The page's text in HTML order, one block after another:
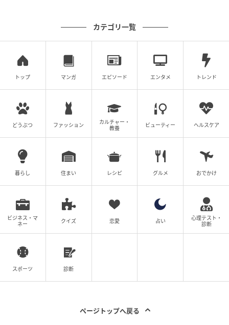
カテゴリ一覧
トップ マンガ エピソード エンタメ トレンド
どうぶつ ファッション
カルチャー・
教養
ビューティー ヘルスケア
暮らし 住まい レシピ グルメ おでかけ
ビジネス・マ
ネー
クイズ 恋愛 占い
心理テスト・
診断
スポーツ 診断
ページトップへ戻る